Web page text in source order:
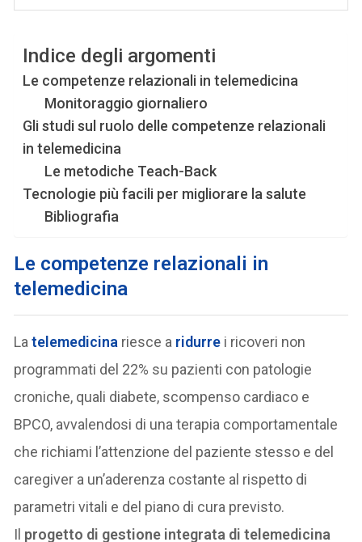
Indice degli argomenti
Le competenze relazionali in telemedicina
Monitoraggio giornaliero
Gli studi sul ruolo delle competenze relazionali
in telemedicina
Le metodiche Teach-Back
Tecnologie più facili per migliorare la salute
Bibliografia
Le competenze relazionali in
telemedicina
Latelemedicina riesce a ridurre i ricoveri non
programmati del 22% su pazienti con patologie
croniche, quali diabete, scompenso cardiaco e
BPCO, avvalendosi di una terapia comportamentale
che richiami l’attenzione del paziente stesso e del
caregiver a un’aderenza costante al rispetto di
parametri vitali e del piano di cura previsto.
Il progetto di gestione integrata di telemedicina